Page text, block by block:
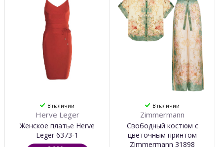
В наличии
Herve Leger
Женское платье Herve
Leger 6373-1
В наличии
Zimmermann
Свободный костюм c
цветочным принтом
Zimmermann 31898